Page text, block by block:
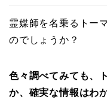
霊媒師を名乗るトー
のでしょうか？
色々調べてみても、
か、確実な情報はわ